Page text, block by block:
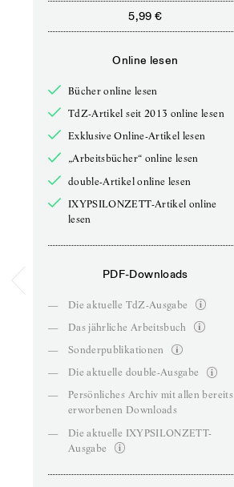
5,99 €
Online lesen
Bücher online lesen
TdZ-Artikel seit 2013 online lesen
Exklusive Online-Artikel lesen
„Arbeitsbücher“ online lesen
double-Artikel online lesen
IXYPSILONZETT-Artikel online
lesen
PDF-Downloads
—
Die aktuelle TdZ-Ausgabe
—
Das jährliche Arbeitsbuch
—
Sonderpublikationen
—
Die aktuelle double-Ausgabe
—
Persönliches Archiv mit allen bereits
erworbenen Downloads
—
Die aktuelle IXYPSILONZETT-
Ausgabe